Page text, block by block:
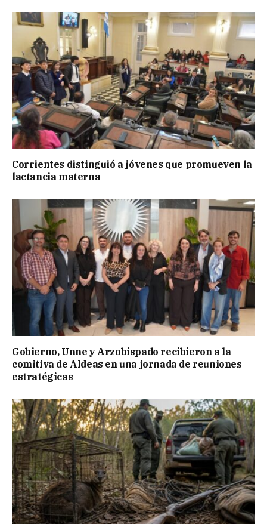
Corrientes distinguió a jóvenes que promueven la
lactancia materna
Gobierno, Unne y Arzobispado recibieron a la
comitiva de Aldeas en una jornada de reuniones
estratégicas